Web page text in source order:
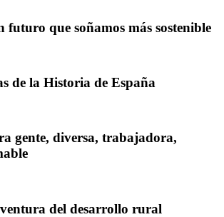
futuro que soñamos más sostenible
de la Historia de España
gente, diversa, trabajadora,
del desarrollo rural